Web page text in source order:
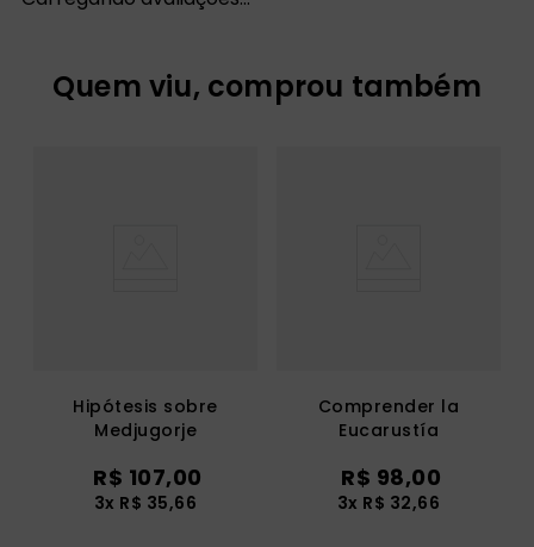
Quem viu, comprou também
Hipótesis sobre
Medjugorje
R$ 107,00
3x R$ 35,66
Comprender la
Eucarustía
R$ 98,00
3x R$ 32,66